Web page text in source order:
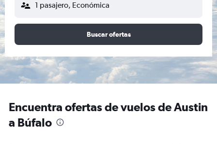
1 pasajero, Económica
Buscar ofertas
Encuentra ofertas de vuelos de Austin
a Búfalo